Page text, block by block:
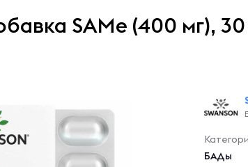
SAMe (400 мг),
БАДы